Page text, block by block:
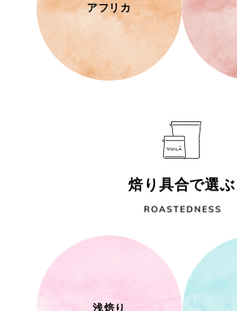
アフリカ
焙り具合で選ぶ
浅焙り